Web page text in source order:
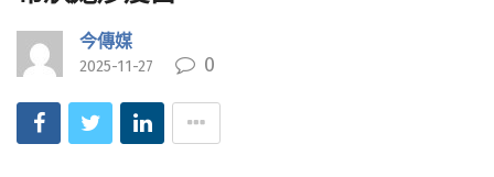
今傳媒
2025-11-27 0